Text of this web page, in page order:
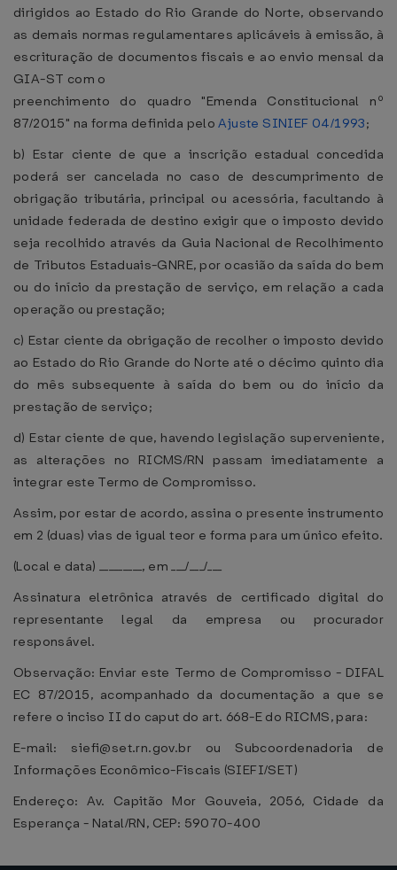
dirigidos ao Estado do Rio Grande do Norte, observando
as demais normas regulamentares aplicáveis à emissão, à
escrituração de documentos fiscais e ao envio mensal da
GIA-ST com o
preenchimento do quadro "Emenda Constitucional nº
87/2015" na forma definida peloAjuste SINIEF 04/1993;
b) Estar ciente de que a inscrição estadual concedida
poderá ser cancelada no caso de descumprimento de
obrigação tributária, principal ou acessória, facultando à
unidade federada de destino exigir que o imposto devido
seja recolhido através da Guia Nacional de Recolhimento
de Tributos Estaduais-GNRE, por ocasião da saída do bem
ou do início da prestação de serviço, em relação a cada
operação ou prestação;
c) Estar ciente da obrigação de recolher o imposto devido
ao Estado do Rio Grande do Norte até o décimo quinto dia
do mês subsequente à saída do bem ou do início da
prestação de serviço;
d) Estar ciente de que, havendo legislação superveniente,
as alterações no RICMS/RN passam imediatamente a
integrar este Termo de Compromisso.
Assim, por estar de acordo, assina o presente instrumento
em 2 (duas) vias de igual teor e forma para um único efeito.
(Local e data) _________, em ___/___/___
Assinatura eletrônica através de certificado digital do
representante legal da empresa ou procurador
responsável.
Observação: Enviar este Termo de Compromisso - DIFAL
EC 87/2015, acompanhado da documentação a que se
refere o inciso II do caput do art. 668-E do RICMS, para:
E-mail: siefi@set.rn.gov.br ou Subcoordenadoria de
Informações Econômico-Fiscais (SIEFI/SET)
Endereço: Av. Capitão Mor Gouveia, 2056, Cidade da
Esperança - Natal/RN, CEP: 59070-400